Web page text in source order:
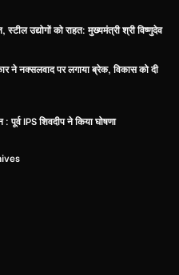
उद्योगों को राहत: मुख्यमंत्री श्री विष्णुदेव
ने नक्सलवाद पर लगाया ब्रेक, विकास को दी
पूर्व IPS शिवदीप ने किया घोषणा